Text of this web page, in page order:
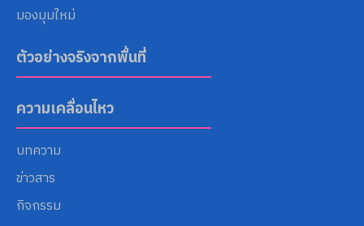
มองมุมใหม่
ตัวอย่างจริงจากพื้นที่
ความเคลื่อนไหว
บทความ
ข่าวสาร
กิจกรรม